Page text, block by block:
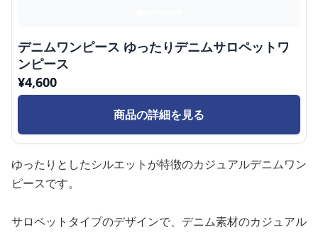
デニムワンピース ゆったりデニムサロペットワ
ンピース
¥4,600
商品の詳細を見る
ゆったりとしたシルエットが特徴のカジュアルデニムワン
ピースです。
サロペットタイプのデザインで、デニム素材のカジュアル